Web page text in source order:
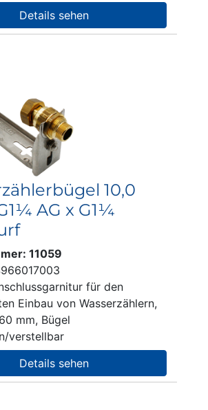
Details sehen
10,0
AG x G1¼
11059
für den
Einbau von Wasserzählern,
mm, Bügel
verstellbar
Details sehen